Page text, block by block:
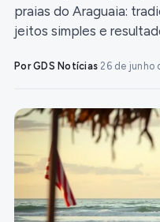
praias do Araguaia:
jeitos simples e
Por GDS Notícias·26 de junho